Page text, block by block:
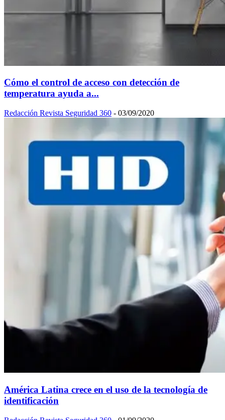
Cómo el control de acceso con detección de
temperatura ayuda a...
Redacción Revista Seguridad 360 - 03/09/2020
América Latina crece en el uso de la tecnología de
identificación